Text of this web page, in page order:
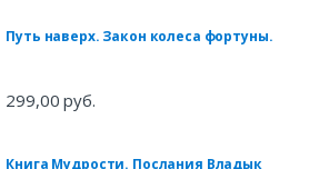
Путь наверх. Закон колеса фортуны.
299,00 руб.
Книга Мудрости. Послания Владык